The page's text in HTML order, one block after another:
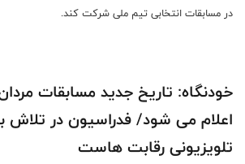
در مسابقات انتخابی تیم ملی شرکت کند.
خودنگاه: تاریخ جدید مسابقات
اعلام می شود/ فدراسیون در
تلویزیونی رقابت هاست